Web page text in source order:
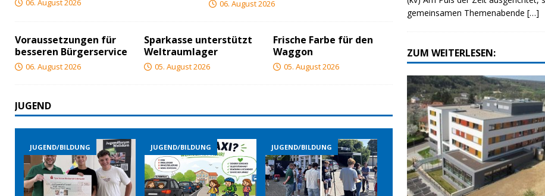
06. August 2026 06. August 2026
Voraussetzungen für
besseren Bürgerservice
06. August 2026
Sparkasse unterstützt
Weltraumlager
05. August 2026
Frische Farbe für den
Waggon
05. August 2026
JUGEND
JUGEND/BILDUNG JUGEND/BILDUNG JUGEND/BILDUNG JUGEND/BILDUNG
gemeinsamen Themenabende[…]
ZUM WEITERLESEN: